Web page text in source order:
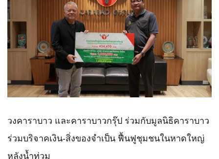
วงคาราบาว และคาราบาวกรุ๊ป ร่วมกับมูลนิธิคาราบาว
ร่วมบริจาคเงิน-สิ่งของจำเป็น ฟื้นฟูชุมชนในหาดใหญ่
หลังน้ำท่วม